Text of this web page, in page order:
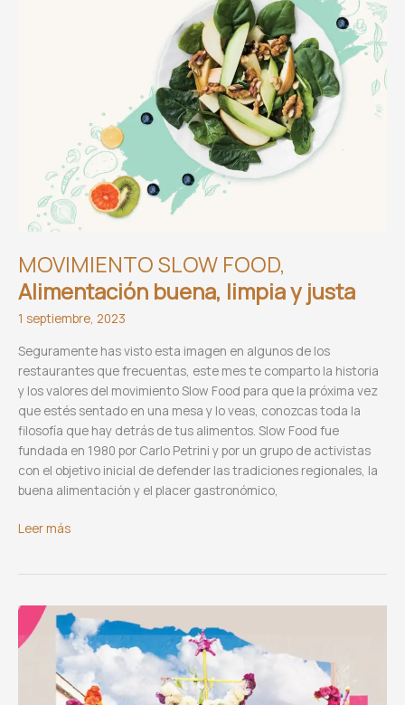
MOVIMIENTO SLOW FOOD,
Alimentación buena, limpia y justa
1 septiembre, 2023
Seguramente has visto esta imagen en algunos de los
restaurantes que frecuentas, este mes te comparto la historia
y los valores del movimiento Slow Food para que la próxima vez
que estés sentado en una mesa y lo veas, conozcas toda la
filosofía que hay detrás de tus alimentos. Slow Food fue
fundada en 1980 por Carlo Petrini y por un grupo de activistas
con el objetivo inicial de defender las tradiciones regionales, la
buena alimentación y el placer gastronómico,
MOVIMIENTO
buena,
limpia
y
Leer más